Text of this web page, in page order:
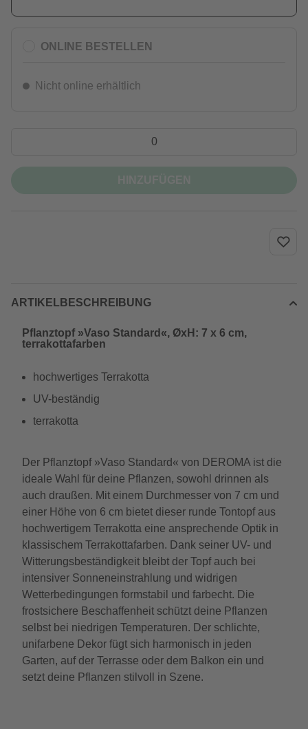
ONLINE BESTELLEN
Nicht online erhältlich
ARTIKELBESCHREIBUNG
Pflanztopf »Vaso Standard«, ØxH: 7 x 6 cm,
terrakottafarben
hochwertiges Terrakotta
UV-beständig
terrakotta
Der Pflanztopf »Vaso Standard« von DEROMA ist die
ideale Wahl für deine Pflanzen, sowohl drinnen als
auch draußen. Mit einem Durchmesser von 7 cm und
einer Höhe von 6 cm bietet dieser runde Tontopf aus
hochwertigem Terrakotta eine ansprechende Optik in
klassischem Terrakottafarben. Dank seiner UV- und
Witterungsbeständigkeit bleibt der Topf auch bei
intensiver Sonneneinstrahlung und widrigen
Wetterbedingungen formstabil und farbecht. Die
frostsichere Beschaffenheit schützt deine Pflanzen
selbst bei niedrigen Temperaturen. Der schlichte,
unifarbene Dekor fügt sich harmonisch in jeden
Garten, auf der Terrasse oder dem Balkon ein und
setzt deine Pflanzen stilvoll in Szene.